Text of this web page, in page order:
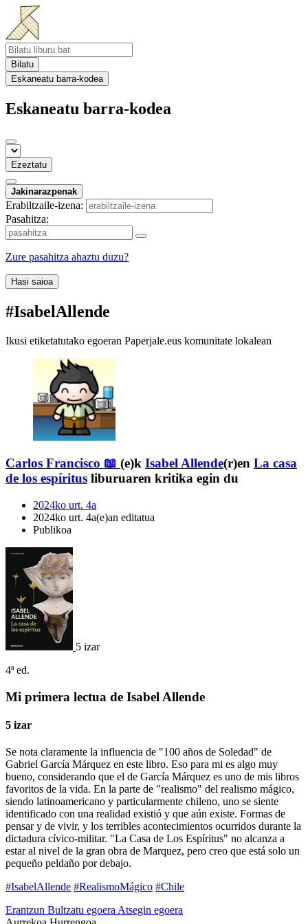
Bilatu
Eskaneatu barra-kodea
Eskaneatu barra-kodea
Ezeztatu
Jakinarazpenak
Erabiltzaile-izena:
Pasahitza:
Zure pasahitza ahaztu duzu?
Hasi saioa
#IsabelAllende
Ikusi etiketatutako egoeran Paperjale.eus komunitate lokalean
Carlos Francisco 📖 (e)k Isabel Allende(r)en La casa
de los espíritus liburuaren kritika egin du
2024ko urt. 4a
2024ko urt. 4a(e)an editatua
Publikoa
5 izar
4ª ed.
Mi primera lectua de Isabel Allende
5 izar
Se nota claramente la influencia de "100 años de Soledad" de
Gabriel García Márquez en este libro. Eso para mi es algo muy
bueno, considerando que el de García Márquez es uno de mis libros
favoritos de la vida. En la parte de "realismo" del realismo mágico,
siendo latinoamericano y particularmente chileno, uno se siente
identificado con una realidad existió y que aún existe. Formas de
pensar y de vivir, y los terribles acontecimientos ocurridos durante la
dictadura cívico-militar. "La Casa de Los Espíritus" no alcanza a
estar al nivel de la gran obra de Marquez, pero creo que está solo un
pequeño peldaño por debajo.
#IsabelAllende #RealismoMágico #Chile
Erantzun Bultzatu egoera Atsegin egoera